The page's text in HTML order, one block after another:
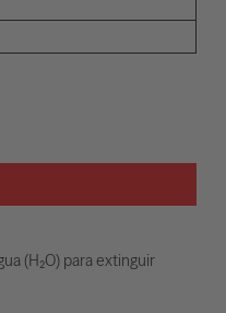
(H₂O) para extinguir